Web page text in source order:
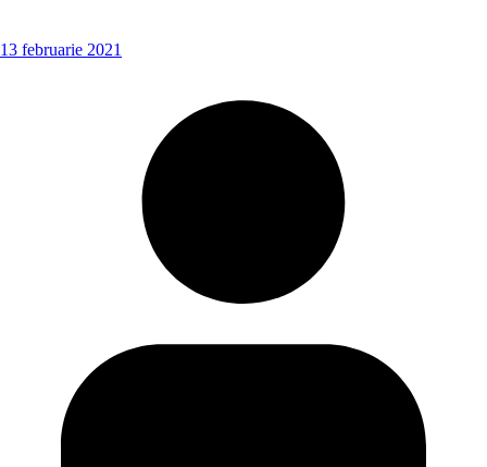
13 februarie 2021